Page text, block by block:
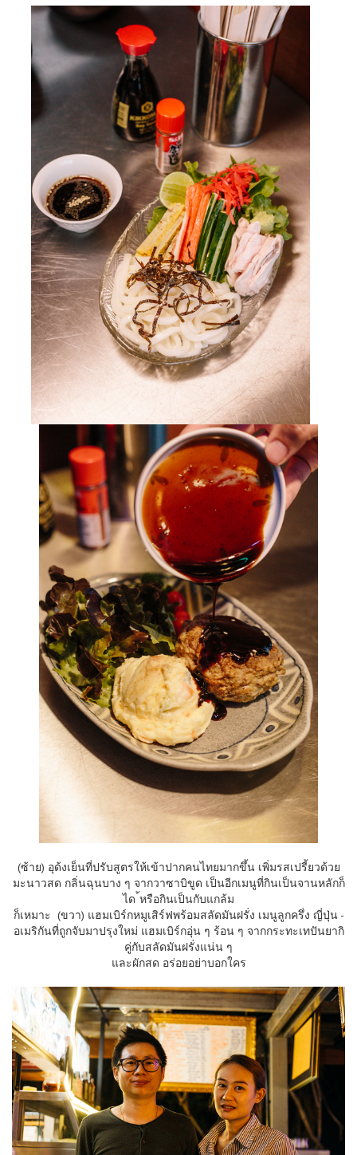
(ซ้าย) อุด้งเย็นที่ปรับสูตรให้เข้าปากคนไทยมากขึ้น เพิ่มรสเปรี้ยวด้วย
มะนาวสด กลิ่นฉุนบาง ๆ จากวาซาบิขูด เป็นอีกเมนูที่กินเป็นจานหลักก็
ได ้หรือกินเป็นกับแกล้ม
ก็เหมาะ (ขวา) แฮมเบิร์กหมูเสิร์ฟพร้อมสลัดมันฝรั่ง เมนูลูกครึ่ง ญี่ปุ่น -
อเมริกันที่ถูกจับมาปรุงใหม่ แฮมเบิร์กอุ่น ๆ ร้อน ๆ จากกระทะเทปันยากิ
คู่กับสลัดมันฝรั่งแน่น ๆ
และผักสด อร่อยอย่าบอกใคร